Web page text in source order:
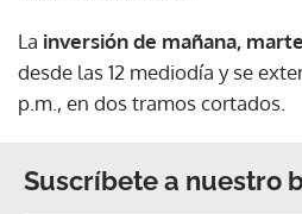
La inversión de mañana,
desde las 12 mediodía y se
p.m., en dos tramos cortados.
Suscríbete a nuestro